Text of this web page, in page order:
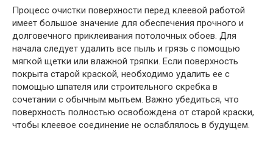
Процесс очистки поверхности перед клеевой работой
имеет большое значение для обеспечения прочного и
долговечного приклеивания потолочных обоев. Для
начала следует удалить все пыль и грязь с помощью
мягкой щетки или влажной тряпки. Если поверхность
покрыта старой краской, необходимо удалить ее с
помощью шпателя или строительного скребка в
сочетании с обычным мытьем. Важно убедиться, что
поверхность полностью освобождена от старой краски,
чтобы клеевое соединение не ослаблялось в будущем.